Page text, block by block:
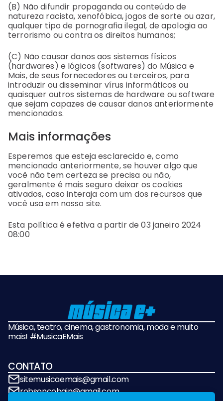
(B) Não difundir propaganda ou conteúdo de
natureza racista, xenofóbica, jogos de sorte ou azar,
qualquer tipo de pornografia ilegal, de apologia ao
terrorismo ou contra os direitos humanos;
(C) Não causar danos aos sistemas físicos
(hardwares) e lógicos (softwares) do Música e
Mais, de seus fornecedores ou terceiros, para
introduzir ou disseminar vírus informáticos ou
quaisquer outros sistemas de hardware ou software
que sejam capazes de causar danos anteriormente
mencionados.
Mais informações
Esperemos que esteja esclarecido e, como
mencionado anteriormente, se houver algo que
você não tem certeza se precisa ou não,
geralmente é mais seguro deixar os cookies
ativados, caso interaja com um dos recursos que
você usa em nosso site.
Esta política é efetiva a partir de 03 janeiro 2024
08:00
Música, teatro, cinema, gastronomia, moda e muito
mais! #MusicaEMais
CONTATO
sitemusicaemais@gmail.com
robsoncobain@gmail.com